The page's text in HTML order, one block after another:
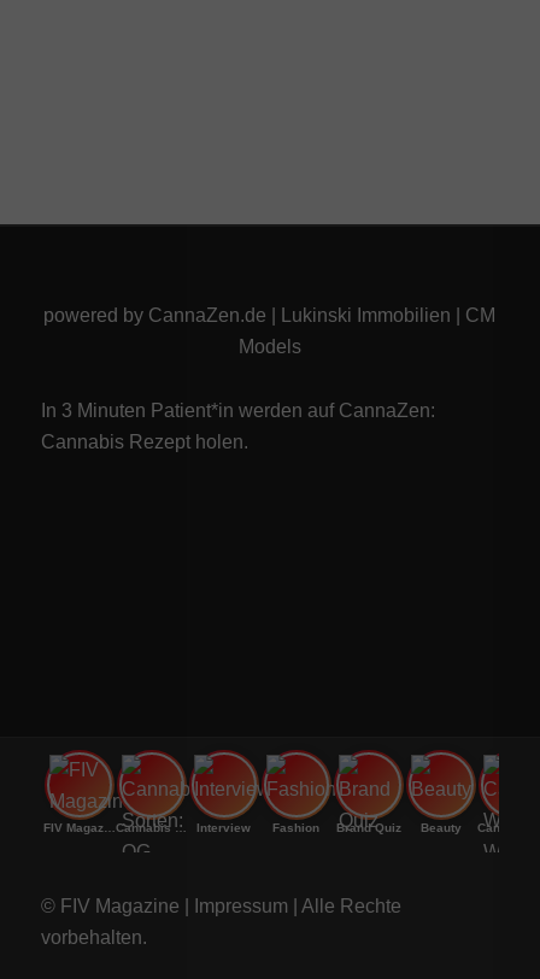
powered by CannaZen.de Lukinski Immobilien
CM
Models
In 3 Minuten Patient*in werden auf CannaZen:
Cannabis Rezeptholen.
FIV Magazine Cannabis Sorten: OG Interview Fashion Brand Quiz Beauty
© FIV Magazine | Impressum | Alle Rechte
vorbehalten.